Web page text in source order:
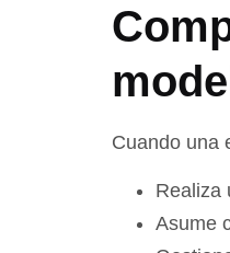
Cuando una
Realiza
Asume